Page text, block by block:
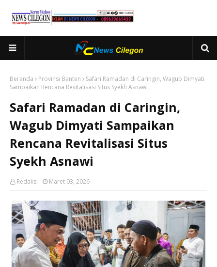
Beranda Provinsi Banten
Safari Ramadan di Caringin, Wagub Dimyati
Sampaikan Rencana Revitalisasi Situs Syekh Asnawi
Safari Ramadan di Caringin,
Wagub Dimyati Sampaikan
Rencana Revitalisasi Situs
Syekh Asnawi
Redaksi Maret 03, 2026